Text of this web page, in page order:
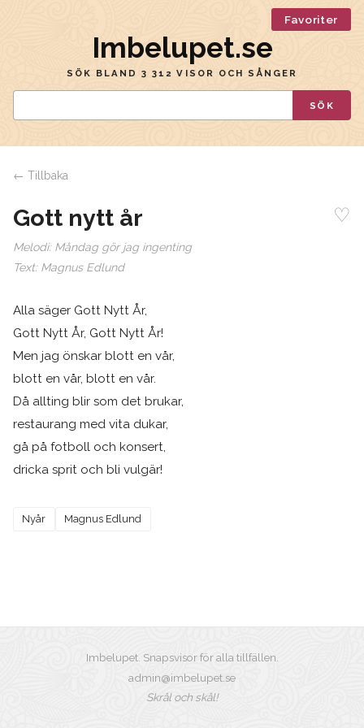
Favoriter
Imbelupet.se
SÖK BLAND 3 312 VISOR OCH SÅNGER
SÖK
← Tillbaka
Gott nytt år ♡
Melodi: Måndag gör jag ingenting
Text: Magnus Edlund
Alla säger Gott Nytt År,
Gott Nytt År, Gott Nytt År!
Men jag önskar blott en vår,
blott en vår, blott en vår.
Då allting blir som det brukar,
restaurang med vita dukar,
gå på fotboll och konsert,
dricka sprit och bli vulgär!
Nyår Magnus Edlund
Imbelupet. Snapsvisor för alla tillfällen.
admin@imbelupet.se
Skrål och skål!